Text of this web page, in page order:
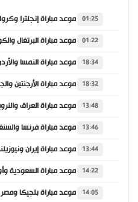
01:25
01:22
18:34
18:32
13:48
13:46
13:44
14:22
14:05